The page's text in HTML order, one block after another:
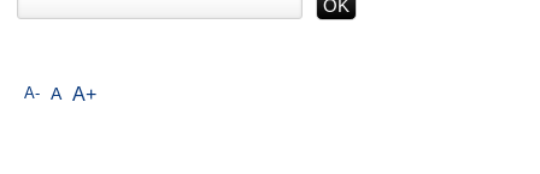
A- A A+